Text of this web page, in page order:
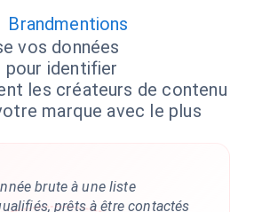
Brandmentions
vos données
pour identifier
les créateurs de contenu
marque avec le plus
brute à une liste
prêts à être contactés